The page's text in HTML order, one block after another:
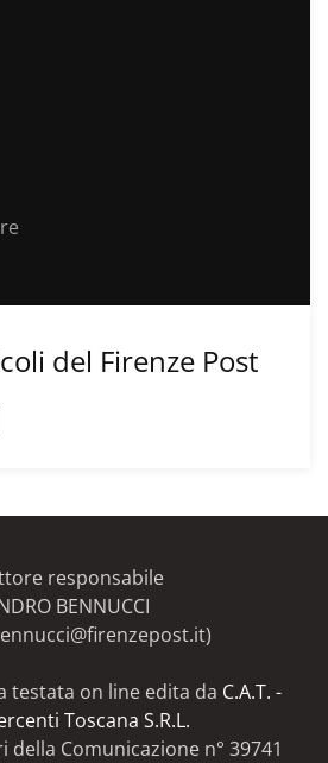
del Firenze Post
responsabile
BENNUCCI
testata on line edita da C.A.T. -
Toscana S.R.L.
della Comunicazione n° 39741